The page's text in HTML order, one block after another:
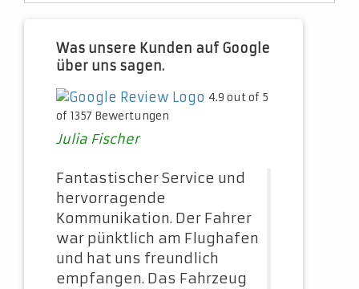
Was unsere Kunden auf Google
über uns sagen.
4.9 out of 5
of 1357 Bewertungen
Julia Fischer
Fantastischer Service und
hervorragende
Kommunikation. Der Fahrer
war pünktlich am Flughafen
und hat uns freundlich
empfangen. Das Fahrzeug